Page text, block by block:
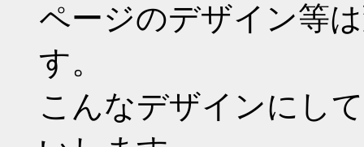
ページのデザイン等
す。
こんなデザインにし